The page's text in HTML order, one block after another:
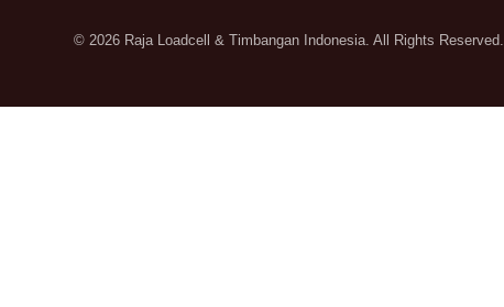
© 2026 Raja Loadcell & Timbangan Indonesia. All Rights Reserved.